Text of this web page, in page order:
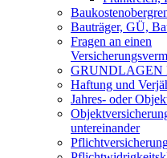
Bauträger, GÜ,
Fragen an einen
GRUNDLAGEN
Haftung und
Jahres- oder
untereinander